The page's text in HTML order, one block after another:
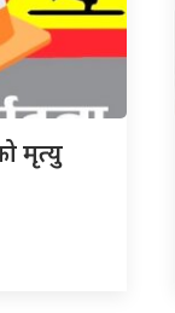
मृत्यु